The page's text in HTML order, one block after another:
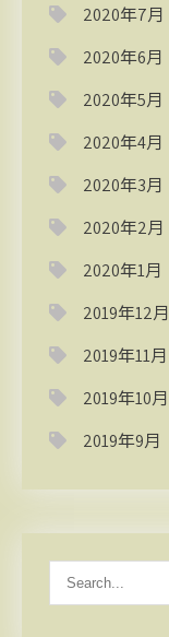
2020年7月
2020年6月
2020年5月
2020年4月
2020年3月
2020年2月
2020年1月
2019年12月
2019年11月
2019年10月
2019年9月